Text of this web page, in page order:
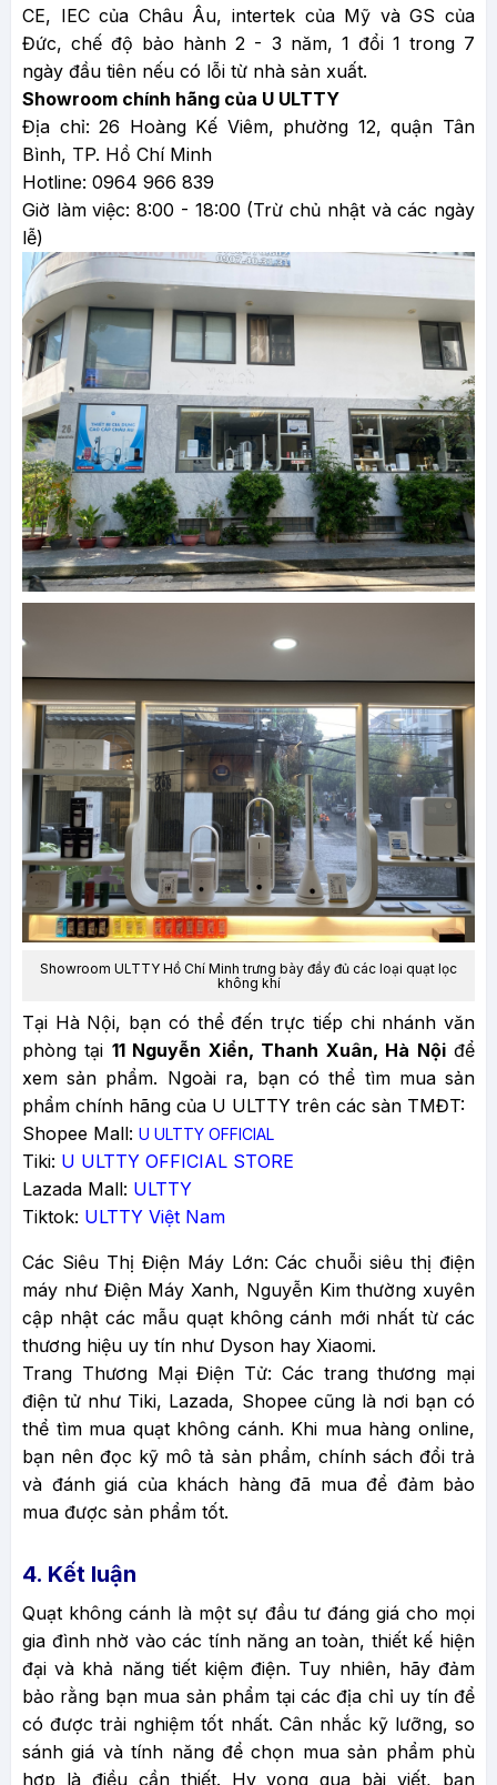
CE, IEC của Châu Âu, intertek của Mỹ và GS của
Đức, chế độ bảo hành 2 - 3 năm, 1 đổi 1 trong 7
ngày đầu tiên nếu có lỗi từ nhà sản xuất.
Showroom chính hãng của U ULTTY
Địa chỉ: 26 Hoàng Kế Viêm, phường 12, quận Tân
Bình, TP. Hồ Chí Minh
Hotline: 0964 966 839
Giờ làm việc: 8:00 - 18:00 (Trừ chủ nhật và các ngày
lễ)
Showroom ULTTY Hồ Chí Minh trưng bày đầy đủ các loại quạt lọc
không khí
Tại Hà Nội, bạn có thể đến trực tiếp chi nhánh văn
phòng tại 11 Nguyễn Xiển, Thanh Xuân, Hà Nộiđể
xem sản phẩm. Ngoài ra, bạn có thể tìm mua sản
phẩm chính hãng của U ULTTY trên các sàn TMĐT:
Shopee Mall: U ULTTY OFFICIAL
Tiki: U ULTTY OFFICIAL STORE
Lazada Mall: ULTTY
Tiktok: ULTTY Việt Nam
Các Siêu Thị Điện Máy Lớn: Các chuỗi siêu thị điện
máy như Điện Máy Xanh, Nguyễn Kim thường xuyên
cập nhật các mẫu quạt không cánh mới nhất từ các
thương hiệu uy tín như Dyson hay Xiaomi.
Trang Thương Mại Điện Tử: Các trang thương mại
điện tử như Tiki, Lazada, Shopee cũng là nơi bạn có
thể tìm mua quạt không cánh. Khi mua hàng online,
bạn nên đọc kỹ mô tả sản phẩm, chính sách đổi trả
và đánh giá của khách hàng đã mua để đảm bảo
mua được sản phẩm tốt.
4. Kết luận
Quạt không cánh là một sự đầu tư đáng giá cho mọi
gia đình nhờ vào các tính năng an toàn, thiết kế hiện
đại và khả năng tiết kiệm điện. Tuy nhiên, hãy đảm
bảo rằng bạn mua sản phẩm tại các địa chỉ uy tín để
có được trải nghiệm tốt nhất. Cân nhắc kỹ lưỡng, so
sánh giá và tính năng để chọn mua sản phẩm phù
hợp là điều cần thiết. Hy vọng qua bài viết, bạn